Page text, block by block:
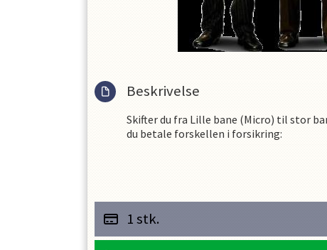
Beskrivelse
Skifter du fra Lille bane (Micro) til stor
du betale forskellen i forsikring:
1 stk.